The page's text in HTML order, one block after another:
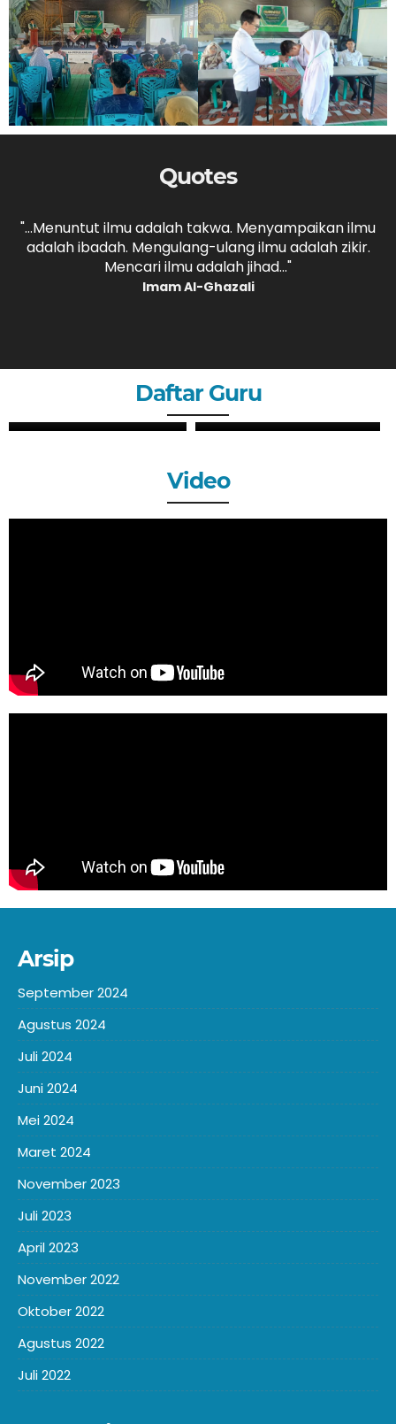
Quotes
"...Menuntut ilmu adalah takwa. Menyampaikan ilmu
adalah ibadah. Mengulang-ulang ilmu adalah zikir.
Mencari ilmu adalah jihad..."
Imam Al-Ghazali
Daftar Guru
ZHERY OKTANDI, S.Pd
Video
Arsip
September 2024
Agustus 2024
Juli 2024
Juni 2024
Mei 2024
Maret 2024
November 2023
Juli 2023
April 2023
November 2022
Oktober 2022
Agustus 2022
Juli 2022